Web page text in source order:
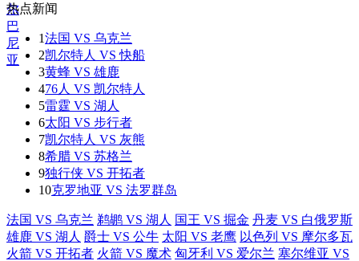
热点新闻
1法国 VS 乌克兰
2凯尔特人 VS 快船
3黄蜂 VS 雄鹿
476人 VS 凯尔特人
5雷霆 VS 湖人
6太阳 VS 步行者
7凯尔特人 VS 灰熊
8希腊 VS 苏格兰
9独行侠 VS 开拓者
10克罗地亚 VS 法罗群岛
法国 VS 乌克兰 鹈鹕 VS 湖人 国王 VS 掘金 丹麦 VS 白俄罗斯
雄鹿 VS 湖人 爵士 VS 公牛 太阳 VS 老鹰 以色列 VS 摩尔多瓦
火箭 VS 开拓者 火箭 VS 魔术 匈牙利 VS 爱尔兰 塞尔维亚 VS